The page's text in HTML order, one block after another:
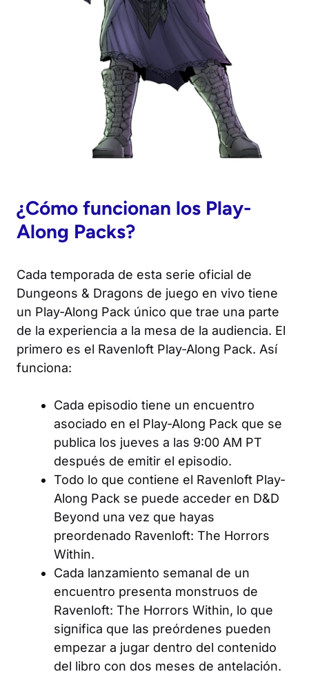
¿Cómo funcionan los Play-
Along Packs?
Cada temporada de esta serie oficial de
Dungeons & Dragons de juego en vivo tiene
un Play-Along Pack único que trae una parte
de la experiencia a la mesa de la audiencia. El
primero es el Ravenloft Play-Along Pack. Así
funciona:
Cada episodio tiene un encuentro
asociado en el Play-Along Pack que se
publica los jueves a las 9:00 AM PT
después de emitir el episodio.
Todo lo que contiene el Ravenloft Play-
Along Pack se puede acceder en D&D
Beyond una vez que hayas
preordenado Ravenloft: The Horrors
Within.
Cada lanzamiento semanal de un
encuentro presenta monstruos de
Ravenloft: The Horrors Within, lo que
significa que las preórdenes pueden
empezar a jugar dentro del contenido
del libro con dos meses de antelación.